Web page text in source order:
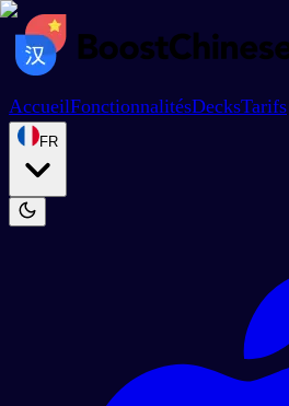
AccueilFonctionnalitésDecksTarifs
FR